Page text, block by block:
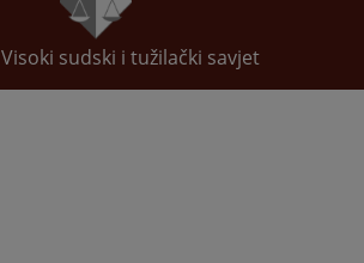
Visoki sudski i tužilački savjet